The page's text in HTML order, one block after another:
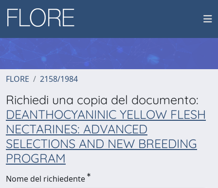
FLORE 2158/1984
Richiedi una copia del documento:
DEANTHOCYANINIC YELLOW FLESH
NECTARINES: ADVANCED
SELECTIONS AND NEW BREEDING
PROGRAM
Nome del richiedente